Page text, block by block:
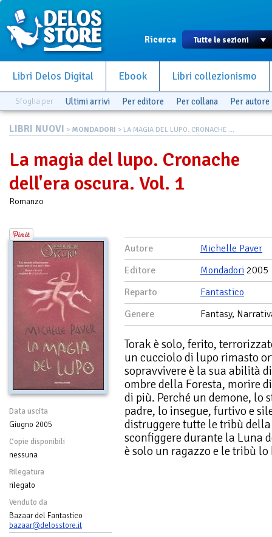
Ricerca
Libri Delos Digital Ebook Libri collezionismo
Sfoglia per Ultimi arrivi Per editore Per collana Per autore
LIBRI NUOVI > MONDADORI > LA MAGIA DEL LUPO. CRONACHE ...
La magia del lupo. Cronache
dell'era oscura. Vol. 1
Romanzo
Data uscita
Giugno 2005
Copie disponibili
nessuna
Rilegatura
rilegato
Venduto da
Bazaar del Fantastico
bazaar@delosstore.it
Autore
Michelle Paver
Editore
Mondadori 2005
Reparto
Fantastico
Genere
Fantasy,
Torak è solo, ferito,
un cucciolo di lupo rimasto
sopravvivere è la sua abilità
ombre della Foresta, morire
di più. Perché un demone, lo
padre, lo insegue, furtivo e
distruggere tutte le tribù della
sconfiggere durante la Luna
è solo un ragazzo e le tribù